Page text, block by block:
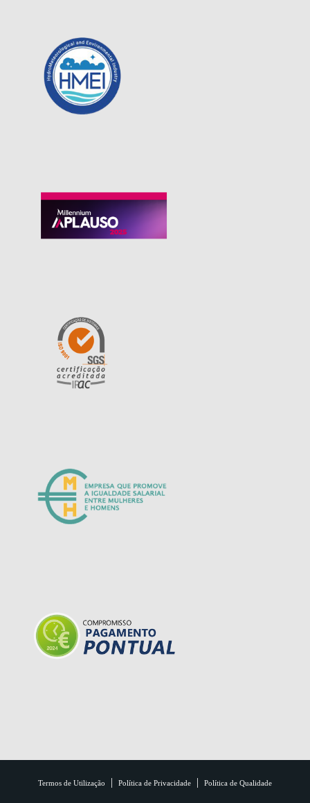
Termos de Utilização | Política de Privacidade | Política de Qualidade